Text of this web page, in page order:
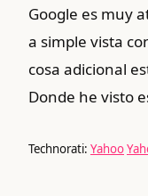
Google es muy
a simple vista
cosa adicional
Donde he visto
Technorati: Yahoo